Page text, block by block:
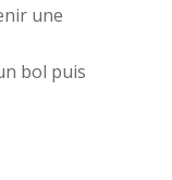
une
bol puis